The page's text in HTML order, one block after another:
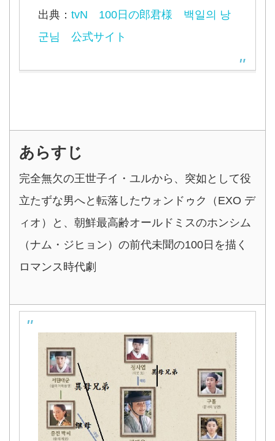
出典： tvN 100日の郎君様 백일의 낭
군님 公式サイト
あらすじ
完全無欠の王世子イ・ユルから、突如として役
立たずな男へと転落したウォンドゥク（EXO デ
ィオ）と、朝鮮最高齢オールドミスのホンシム
（ナム・ジヒョン）の前代未聞の100日を描く
ロマンス時代劇